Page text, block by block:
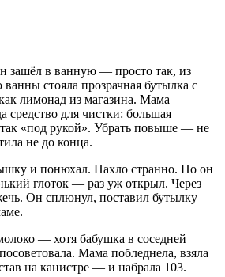
зашёл в ванную — просто так, из
стояла прозрачная бутылка с
лимонад из магазина. Мама
средство для чистки: большая
так «под рукой». Убрать повыше — не
не до конца.
и понюхал. Пахло странно. Но он
глоток — раз уж открыл. Через
Он сплюнул, поставил бутылку
— хотя бабушка в соседней
Мама побледнела, взяла
на канистре — и набрала 103.